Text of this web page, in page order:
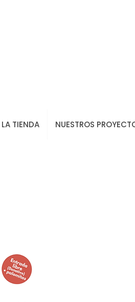
LA TIENDA NUESTROS